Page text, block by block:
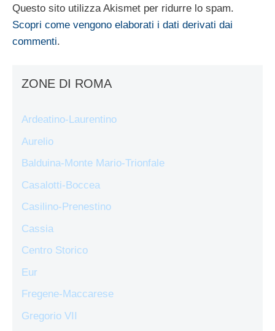
Questo sito utilizza Akismet per ridurre lo spam.
Scopri come vengono elaborati i dati derivati dai
commenti.
ZONE DI ROMA
Ardeatino-Laurentino
Aurelio
Balduina-Monte Mario-Trionfale
Casalotti-Boccea
Casilino-Prenestino
Cassia
Centro Storico
Eur
Fregene-Maccarese
Gregorio VII